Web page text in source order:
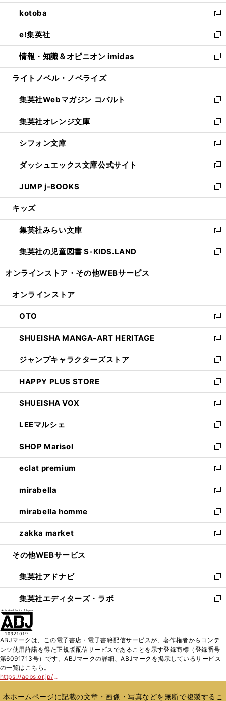
開
く
ウ
で
開
く
ン
ド
ウ
で
開
く
ウ
ィ
ン
ド
ウ
で
開
し
い
ウ
ィ
ン
ド
ウ
開
く
kotoba
新
し
い
ウ
ィ
ン
ウ
で
開
く
e!集英社
新
し
い
ウ
ン
ド
ウ
で
開
く
情報・知識＆オピニオン imidas
新
し
ウ
ィ
ン
ド
ウ
で
開
く
ライトノベル・ノベライズ
集英社Webマガジン コバルト
新
し
い
ウ
ィ
ン
ド
ウ
で
開
集英社オレンジ文庫
新
し
い
ウ
ィ
ン
ド
ウ
開
く
シフォン文庫
新
し
い
ウ
ィ
ン
ウ
で
開
く
ダッシュエックス文庫公式サイト
新
し
い
ウ
ン
ド
ウ
で
JUMP j-BOOKS
新
し
ウ
ィ
ン
ド
開
キッズ
集英社みらい文庫
新
し
い
ン
ウ
で
開
く
集英社の児童図書 S-KIDS.LAND
新
ウ
ン
ド
ウ
で
開
く
オンラインストア・ その他WEBサービス
オンラインストア
OTO
新
し
い
ウ
ィ
ン
ド
ウ
で
開
く
SHUEISHA MANGA-ART HERITAGE
新
し
い
ウ
ィ
ン
ド
ウ
で
開
く
ジャンプキャラクターズストア
新
し
い
ウ
ィ
ン
ド
ウ
で
開
く
HAPPY PLUS STORE
新
し
い
ウ
ィ
ン
ド
ウ
で
開
く
SHUEISHA VOX
新
し
い
ウ
ィ
ン
ド
ウ
で
開
く
LEEマルシェ
新
し
い
ウ
ィ
ン
ド
ウ
で
開
く
SHOP Marisol
新
し
い
ウ
ィ
ン
ド
ウ
で
開
eclat premium
新
し
い
ウ
ィ
ン
ド
ウ
開
く
mirabella
新
し
い
ウ
ィ
ン
ウ
で
開
く
mirabella homme
新
し
い
ウ
ン
ド
ウ
で
zakka market
新
し
ウ
ィ
ン
ド
く
その他WEBサービス
集英社アドナビ
新
し
い
ド
ウ
で
集英社エディターズ・ラボ
新
ィ
ン
ド
開
ABJマークは、この電子書店・電子書籍配信サービスが、著作権者からコンテ
ンツ使用許諾を得た正規版配信サービスであることを示す登録商標（登録番号
第6091713号）です。ABJマークの詳細、ABJマークを掲示しているサービス
の一覧はこちら。
https://aebs.or.jp/
新
い
本ホームページに記載の文章・画像・写真などを無断で複製するこ